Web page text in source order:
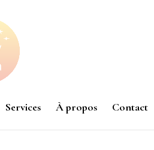
Services À propos Contact